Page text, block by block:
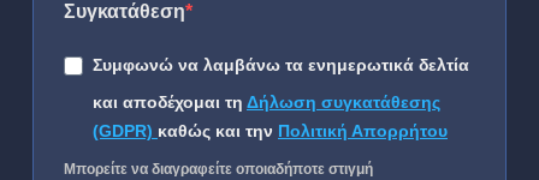
Συγκατάθεση
Συμφωνώ να λαμβάνω τα ενημερωτικά δελτία
και αποδέχομαι τη Δήλωση συγκατάθεσης
(GDPR) καθώς και την Πολιτική Απορρήτου
Μπορείτε να διαγραφείτε οποιαδήποτε στιγμή